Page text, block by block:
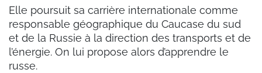
Elle poursuit sa carrière internationale comme
responsable géographique du Caucase du sud
et de la Russie à la direction des transports et de
l’énergie. On lui propose alors d’apprendre le
russe.